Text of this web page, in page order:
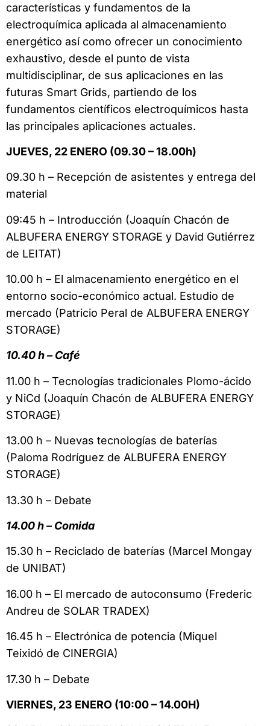
características y fundamentos de la
electroquímica aplicada al almacenamiento
energético así como ofrecer un conocimiento
exhaustivo, desde el punto de vista
multidisciplinar, de sus aplicaciones en las
futuras Smart Grids, partiendo de los
fundamentos científicos electroquímicos hasta
las principales aplicaciones actuales.
JUEVES, 22 ENERO (09.30 – 18.00h)
09.30 h – Recepción de asistentes y entrega del
material
09:45 h – Introducción (Joaquín Chacón de
ALBUFERA ENERGY STORAGE y David Gutiérrez
de LEITAT)
10.00 h – El almacenamiento energético en el
entorno socio-económico actual. Estudio de
mercado (Patricio Peral de ALBUFERA ENERGY
STORAGE)
10.40 h – Café
11.00 h – Tecnologías tradicionales Plomo-ácido
y NiCd (Joaquín Chacón de ALBUFERA ENERGY
STORAGE)
13.00 h – Nuevas tecnologías de baterías
(Paloma Rodríguez de ALBUFERA ENERGY
STORAGE)
13.30 h – Debate
14.00 h – Comida
15.30 h – Reciclado de baterías (Marcel Mongay
de UNIBAT)
16.00 h – El mercado de autoconsumo (Frederic
Andreu de SOLAR TRADEX)
16.45 h – Electrónica de potencia (Miquel
Teixidó de CINERGIA)
17.30 h – Debate
VIERNES, 23 ENERO (10:00 – 14.00H)